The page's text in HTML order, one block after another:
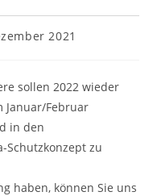
2021
sollen 2022 wieder
Januar/Februar
in den
Schutzkonzept zu
haben, können Sie uns